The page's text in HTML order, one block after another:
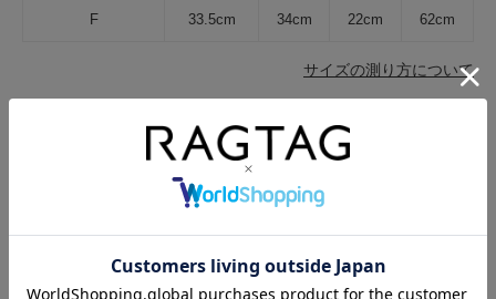
F 33.5cm 34cm 22cm 62cm
サイズの測り方について
普通
裏地
なし あり